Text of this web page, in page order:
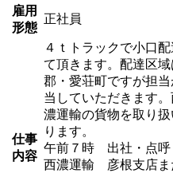
雇用
形態
正社員
仕事
内容
４ｔトラックで小口
て頂きます。配達区
郡・愛荘町ですが担
当していただきます
濃運輸の貨物を取り
ります。
午前７時 出社・点呼
西濃運輸 彦根支店ま